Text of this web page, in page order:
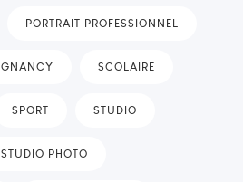
PORTRAIT PROFESSIONNEL
SCOLAIRE
SPORT STUDIO
STUDIO PHOTO